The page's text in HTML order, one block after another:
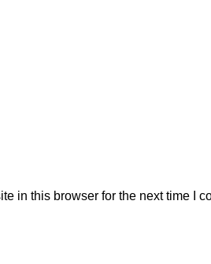
in this browser for the next time I